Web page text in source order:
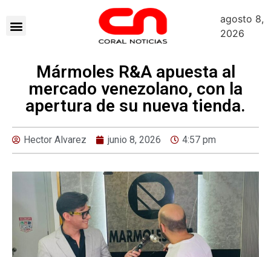
agosto 8,
2026
Mármoles R&A apuesta al
mercado venezolano, con la
apertura de su nueva tienda.
Hector Alvarez junio 8, 2026 4:57 pm